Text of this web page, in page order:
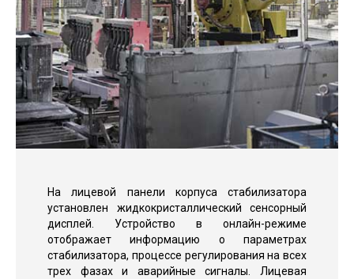
На лицевой панели корпуса стабилизатора
установлен жидкокристаллический сенсорный
дисплей. Устройство в онлайн-режиме
отображает информацию о параметрах
стабилизатора, процессе регулирования на всех
трех фазах и аварийные сигналы. Лицевая